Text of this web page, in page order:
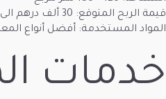
أنواع المعدات التركية